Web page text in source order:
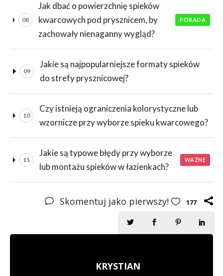
08
Jak dbać o powierzchnię spieków
kwarcowych pod prysznicem, by
zachowały nienaganny wygląd?
PORADA
09
Jakie są najpopularniejsze formaty spieków
do strefy prysznicowej?
10
Czy istnieją ograniczenia kolorystyczne lub
wzornicze przy wyborze spieku kwarcowego?
11
Jakie są typowe błędy przy wyborze
lub montażu spieków w łazienkach?
WAŻNE
Skomentuj jako pierwszy! 177
KRYSTIAN